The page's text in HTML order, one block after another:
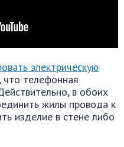
электрическую
что телефонная
в обоих
жилы провода к
изделие в стене либо